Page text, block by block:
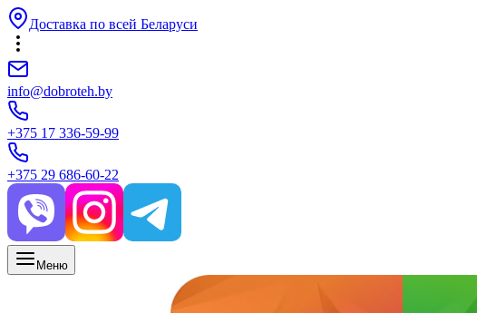
Доставка по всей Беларуси
info@dobroteh.by
+375 17 336-59-99
+375 29 686-60-22
Меню